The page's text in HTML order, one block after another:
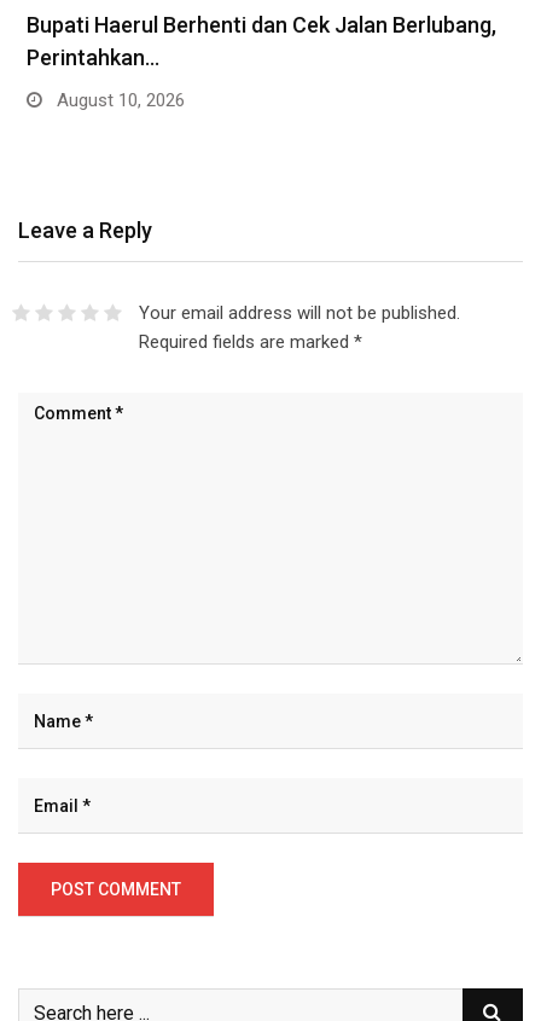
Bupati Haerul Berhenti dan Cek Jalan Berlubang,
Perintahkan…
August 10, 2026
Leave a Reply
Your email address will not be published.
Required fields are marked *